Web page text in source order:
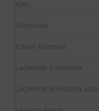
Köln
Kölnarena
Kölner Karneval
Lachende Kölnarena
Lachende Kölnarena 2020